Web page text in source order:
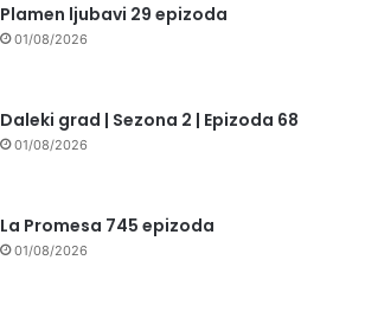
Plamen ljubavi 29 epizoda
01/08/2026
Daleki grad | Sezona 2 | Epizoda 68
01/08/2026
La Promesa 745 epizoda
01/08/2026